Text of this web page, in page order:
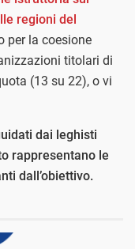
regioni del
per la coesione
titolari di
(13 su 22), o vi
dai leghisti
rappresentano le
dall’obiettivo.